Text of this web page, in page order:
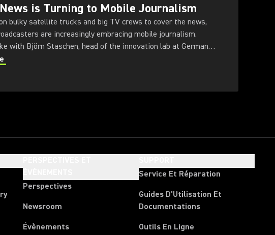
is Turning to Mobile Journalism
bulky satellite trucks and big TV crews to cover the news,
are increasingly embracing mobile journalism.
with Björn Staschen, head of the innovation lab at German
NDR.
Perspectives
Newsroom
Évènements
Service Et Réparation
Guides D'Utilisation Et
Documentations
Outils En Ligne